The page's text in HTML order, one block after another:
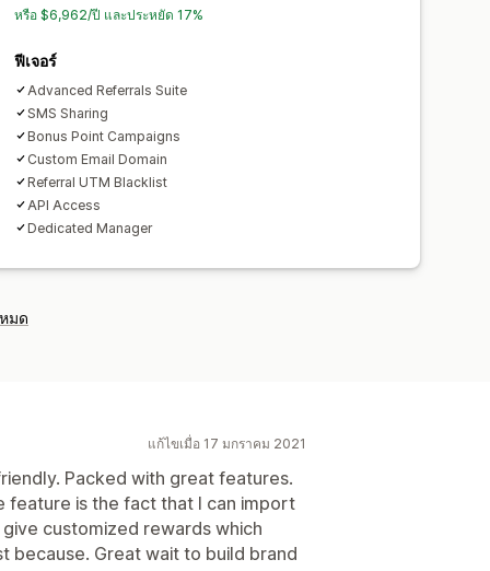
หรือ $6,962/ปี และประหยัด 17%
ฟีเจอร์
Advanced Referrals Suite
SMS Sharing
Bonus Point Campaigns
Custom Email Domain
Referral UTM Blacklist
API Access
Dedicated Manager
มด
แก้ไขเมื่อ 17 มกราคม 2021
Packed with great features.
feature is the fact that I can import
customized rewards which
because. Great wait to build brand